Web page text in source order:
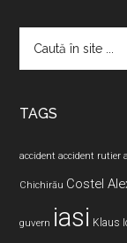
TAGS
accident accident rutier
Chichirău Costel
guvern iasi Klaus